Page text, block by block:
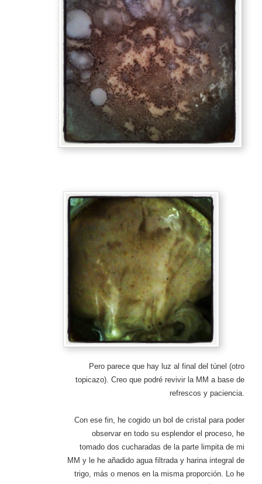
Pero parece que hay luz al final del túnel (otro
topicazo). Creo que podré revivir la MM a base de
refrescos y paciencia.
Con ese fin, he cogido un bol de cristal para poder
observar en todo su esplendor el proceso, he
tomado dos cucharadas de la parte limpita de mi
MM y le he añadido agua filtrada y harina integral de
trigo, más o menos en la misma proporción. Lo he